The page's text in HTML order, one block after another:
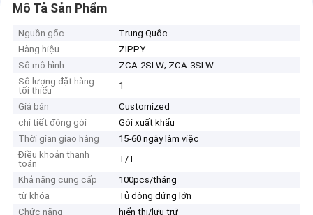
Mô Tả Sản Phẩm
Nguồn gốc
Trung Quốc
Hàng hiệu
ZIPPY
Số mô hình
ZCA-2SLW; ZCA-3SLW
Số lượng đặt hàng
tối thiểu
1
Giá bán
Customized
chi tiết đóng gói
Gói xuất khẩu
Thời gian giao hàng
15-60 ngày làm việc
Điều khoản thanh
toán
T/T
Khả năng cung cấp
100pcs/tháng
từ khóa
Tủ đông đứng lớn
Chức năng
hiển thị/lưu trữ